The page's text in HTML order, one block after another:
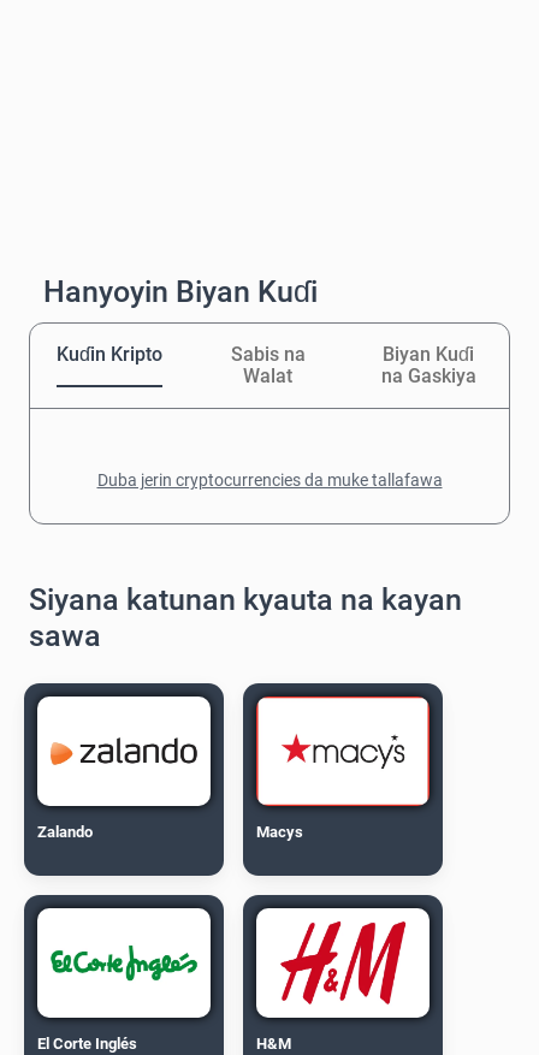
Hanyoyin Biyan Kuɗi
Kuɗin Kripto
Sabis na
Walat
Biyan Kuɗi
na Gaskiya
Duba jerin cryptocurrencies da muke tallafawa
Siyana katunan kyauta na kayan
sawa
Zalando Macys
El Corte Inglés H&M